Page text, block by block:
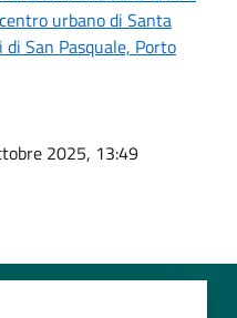
urbano di Santa
San Pasquale, Porto
2025, 13:49